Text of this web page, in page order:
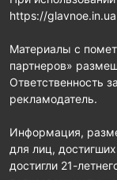
https://glavnoe.in.ua
Материалы с
партнеров»
Ответственность
рекламодатель.
Информация,
для лиц,
достигли 21-